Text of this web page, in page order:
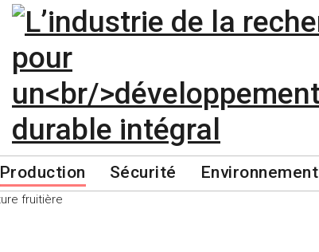
Production Sécurité Environnement